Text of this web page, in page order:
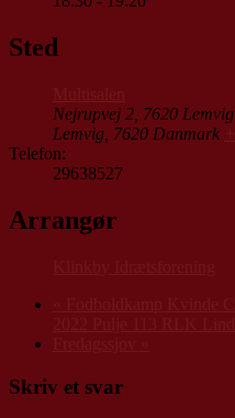
Sted
Nejrupvej 2, 7620 Lemvig
Lemvig 7620 Danmark
Telefon:
29638527
Arrangør
Skriv et svar